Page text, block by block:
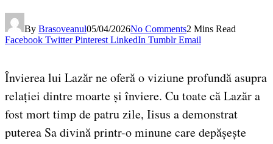
By Brasoveanul05/04/2026No Comments2 Mins Read
Facebook Twitter Pinterest LinkedIn Tumblr Email
Învierea lui Lazăr ne oferă o viziune profundă asupra
relației dintre moarte și înviere. Cu toate că Lazăr a
fost mort timp de patru zile, Iisus a demonstrat
puterea Sa divină printr-o minune care depășește